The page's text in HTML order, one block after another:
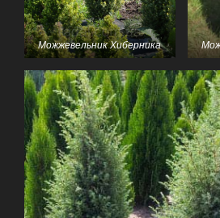
Можжевельник Хиберника